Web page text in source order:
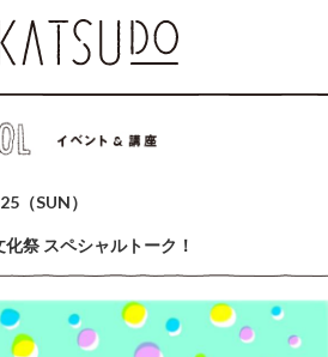
（SUN）
祭 スペシャルトーク！